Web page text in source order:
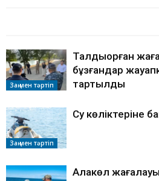
Заң мен тәртіп
Талдықорған
бұзғандар
тартылды
Заң мен тәртіп
Су көліктеріне
Алакөл